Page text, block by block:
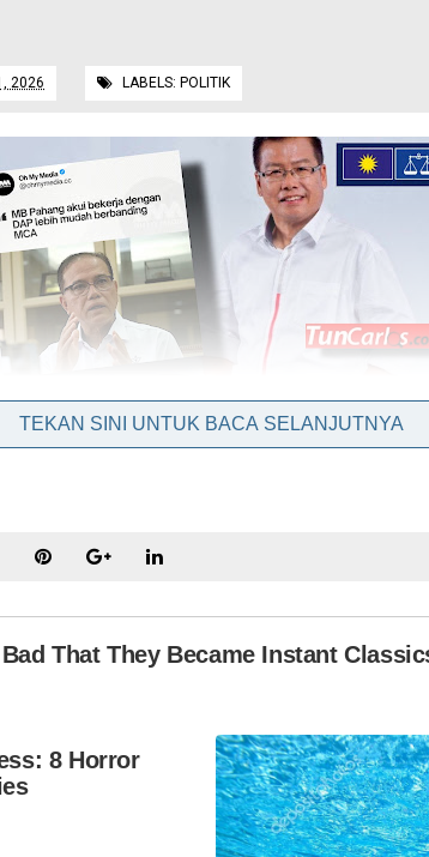
2026 LABELS: POLITIK
mana pihak.
berkata, kenyataan itu perlu dilihat secara
salah faham dalam kalangan parti komponen
TEKAN SINI UNTUK BACA SELANJUTNYA